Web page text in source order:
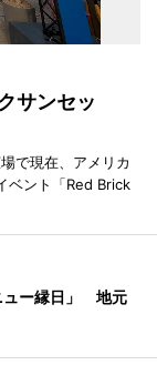
サンセッ
で現在、アメリカ
ベント「Red Brick
ュー縁日」 地元